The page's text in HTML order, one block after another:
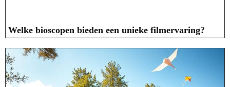
Welke bioscopen bieden een unieke filmervaring?